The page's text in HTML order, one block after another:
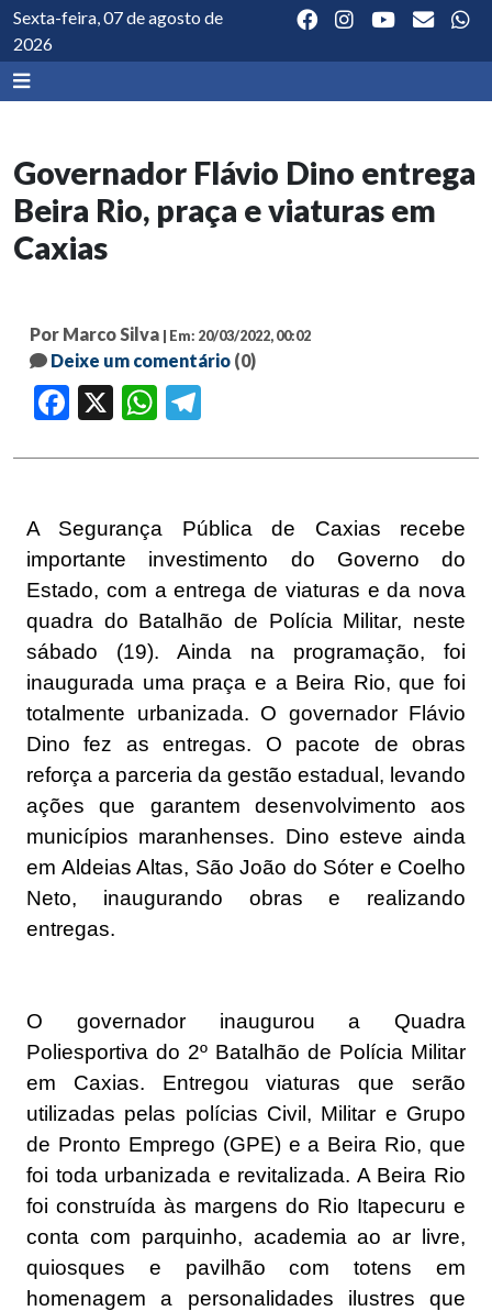
Sexta-feira, 07 de agosto de
2026
Governador Flávio Dino entrega
Beira Rio, praça e viaturas em
Caxias
Por Marco Silva | Em: 20/03/2022, 00:02
Deixe um comentário (0)
Facebook WhatsApp
A Segurança Pública de Caxias recebe
importante investimento do Governo do
Estado, com a entrega de viaturas e da nova
quadra do Batalhão de Polícia Militar, neste
sábado (19). Ainda na programação, foi
inaugurada uma praça e a Beira Rio, que foi
totalmente urbanizada. O governador Flávio
Dino fez as entregas. O pacote de obras
reforça a parceria da gestão estadual, levando
ações que garantem desenvolvimento aos
municípios maranhenses. Dino esteve ainda
em Aldeias Altas, São João do Sóter e Coelho
Neto, inaugurando obras e realizando
entregas.
O governador inaugurou a Quadra
Poliesportiva do 2º Batalhão de Polícia Militar
em Caxias. Entregou viaturas que serão
utilizadas pelas polícias Civil, Militar e Grupo
de Pronto Emprego (GPE) e a Beira Rio, que
foi toda urbanizada e revitalizada. A Beira Rio
foi construída às margens do Rio Itapecuru e
conta com parquinho, academia ao ar livre,
quiosques e pavilhão com totens em
homenagem a personalidades ilustres que